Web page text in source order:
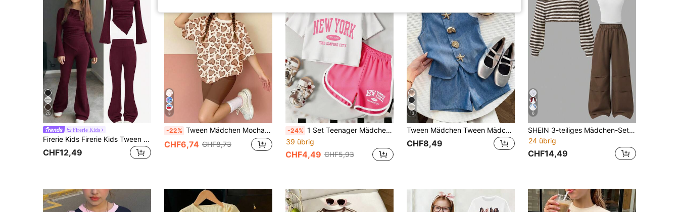
20
Firerie Kids
Firerie Kids Firerie Kids Tween Mädchen 2-teiliges lässiges Kaffeesatz-Set mit gerafftem Langarm-Stricktop und ausgestellter Hose, geeignet für Zuhause, Outdoor, Reisen und den Alltag
CHF12,49
8
-22% Tween Mädchen Mocha Leoparden Herz Muster Rundhals Locker Kurzarm T-Shirt und Radlerhose Set, Braun und Rosa, Sommer, Lässig, Urlaubsoutfit für Tween Mädchen
CHF6,74 CHF8,73
-24% 1 Set Teenager Mädchen Rundhals Kurzarm T-Shirt und Shorts Set, bedrucktes Text Grafik Design, bequemer minimalistischer Stil, geeignet für Frühling/Sommer
39 übrig
CHF4,49 CHF5,93
13
Tween Mädchen Tween Mädchen Tween Mädchen Seestern Metall Deko Tanktop und Lässig Shorts Set
CHF8,49
6
SHEIN 3-teiliges Mädchen-Set mit Schleifen-Camisole-Top, asymmetrischem Schulterdesign und Cut-out-Cover-up, 3D-Schleifen-Hose mit weitem Bein, geeignet für Einkaufen und Reisen im Frühherbst
24 übrig
CHF14,49